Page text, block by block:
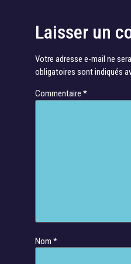
Laisser un
Votre adresse e-mail ne
obligatoires sont indiqués
Commentaire *
Nom *